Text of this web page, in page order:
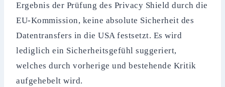
Ergebnis der Prüfung des Privacy Shield durch die
EU-Kommission, keine absolute Sicherheit des
Datentransfers in die USA festsetzt. Es wird
lediglich ein Sicherheitsgefühl suggeriert,
welches durch vorherige und bestehende Kritik
aufgehebelt wird.